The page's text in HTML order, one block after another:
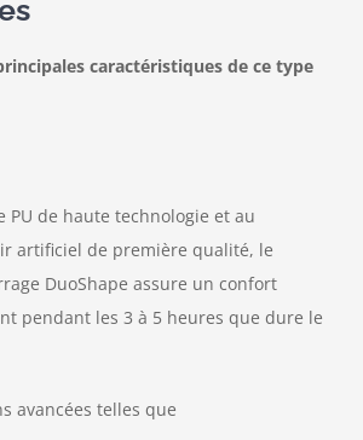
caractéristiques de ce type
PU de haute technologie et au
artificiel de première qualité, le
DuoShape assure un confort
pendant les 3 à 5 heures que dure le
avancées telles que